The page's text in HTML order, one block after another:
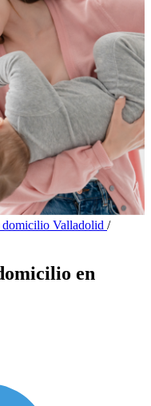
domicilio Valladolid /
en